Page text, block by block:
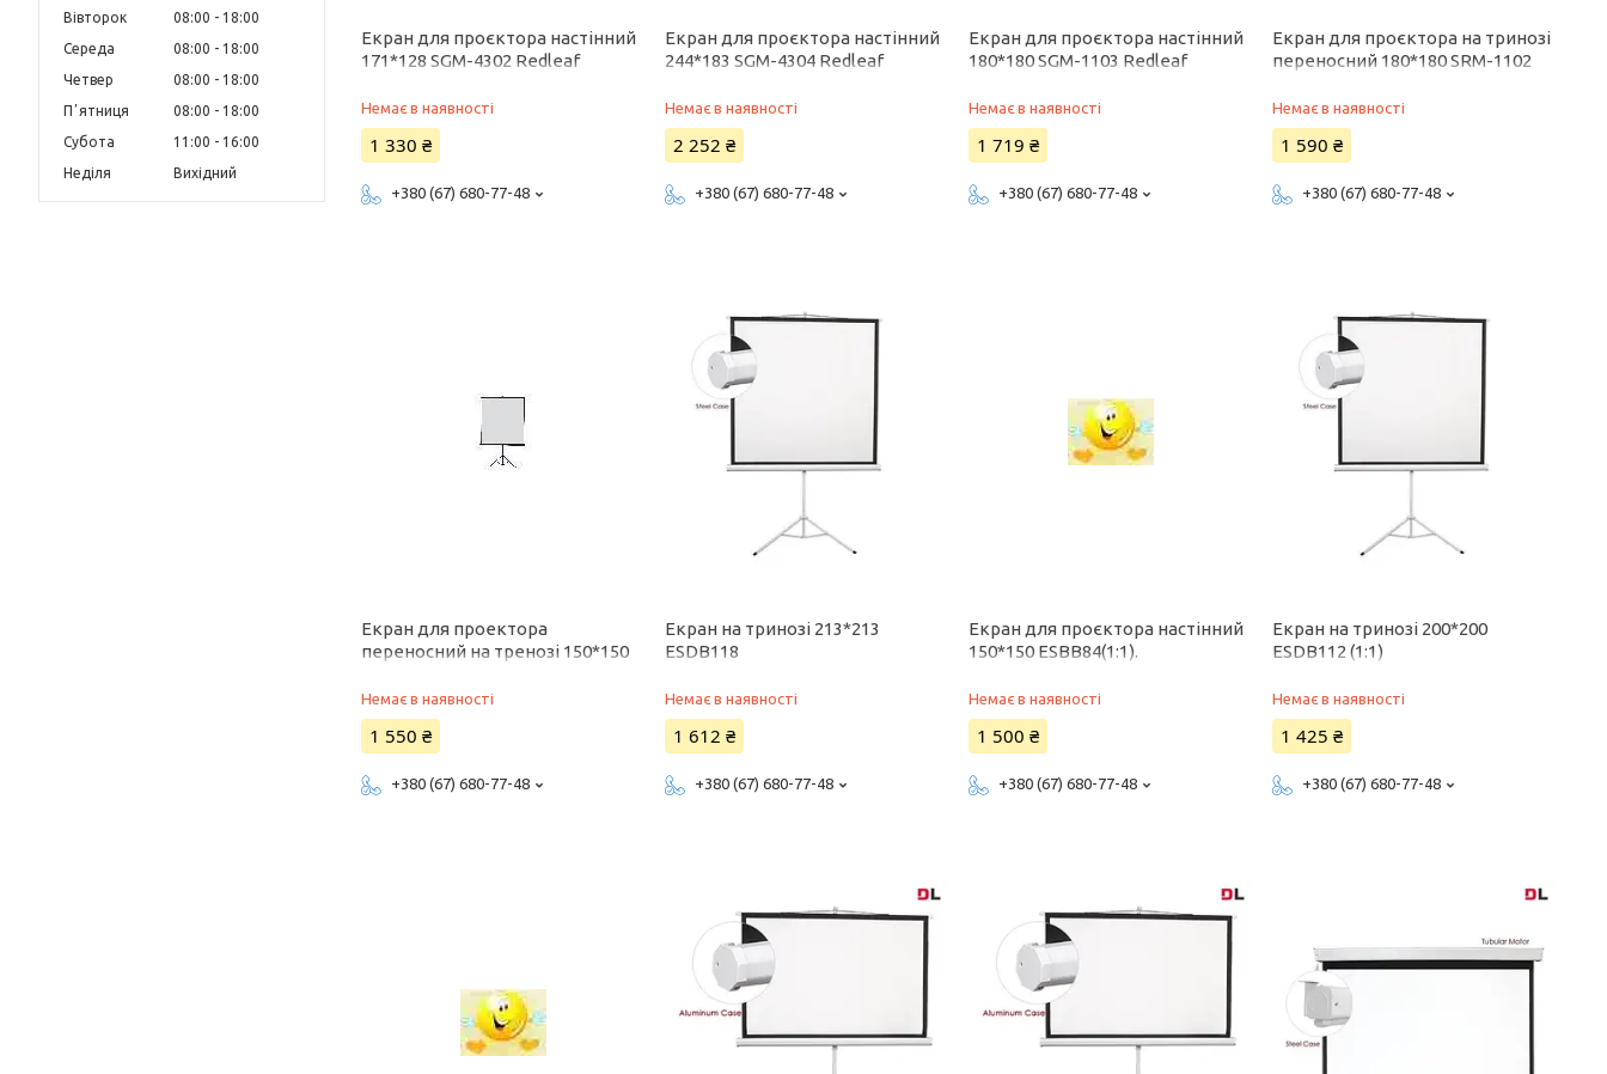
Вівторок
08:00
18:00
Середа
08:00
18:00
Четвер
08:00
18:00
Пʼятниця
08:00
18:00
Субота
11:00
16:00
Неділя
Вихідний
Екран для проєктора настінний
171*128 SGM-4302 Redleaf
Немає в наявності
1 330 ₴
+380 (67) 680-77-48
Екран для проєктора настінний
244*183 SGM-4304 Redleaf
Немає в наявності
2 252 ₴
+380 (67) 680-77-48
Екран для проєктора настінний
180*180 SGM-1103 Redleaf
Немає в наявності
1 719 ₴
+380 (67) 680-77-48
Екран для проєктора на тринозі
переносний 180*180 SRM-1102
Немає в наявності
1 590 ₴
+380 (67) 680-77-48
Екран для проектора
переносний на тренозі 150*150
Немає в наявності
1 550 ₴
+380 (67) 680-77-48
Екран на тринозі 213*213
ESDB118
Немає в наявності
1 612 ₴
+380 (67) 680-77-48
Екран для проєктора настінний
150*150 ESBB84(1:1).
Немає в наявності
1 500 ₴
+380 (67) 680-77-48
Екран на тринозі 200*200
ESDB112 (1:1)
Немає в наявності
1 425 ₴
+380 (67) 680-77-48